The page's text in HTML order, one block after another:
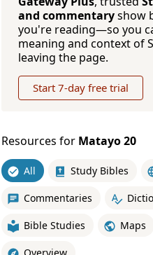
and commentaryshow
you're reading—so you
meaning and context of
leaving the page.
Start 7-day free trial
Resources for Matayo 20
All Study Bibles
Commentaries
Bible Studies Maps
Overview